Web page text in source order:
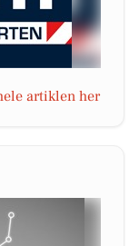
artiklen her